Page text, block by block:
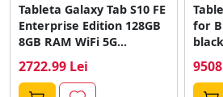
Tableta Galaxy Tab S10 FE
Enterprise Edition 128GB
8GB RAM WiFi 5G...
2722.99 Lei
for